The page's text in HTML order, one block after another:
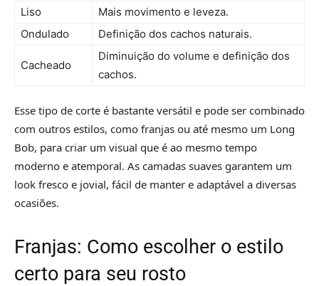
Liso
Mais movimento e leveza.
Ondulado
Definição dos cachos naturais.
Cacheado
Diminuição do volume e definição dos
cachos.
Esse tipo de corte é bastante versátil e pode ser combinado
com outros estilos, como franjas ou até mesmo um Long
Bob, para criar um visual que é ao mesmo tempo
moderno e atemporal. As camadas suaves garantem um
look fresco e jovial, fácil de manter e adaptável a diversas
ocasiões.
Franjas: Como escolher o estilo
certo para seu rosto